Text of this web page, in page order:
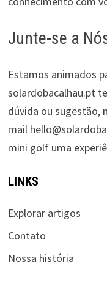
Junte-se a
Estamos animados
solardobacalhau.pt
dúvida ou sugestão,
mail
mini golf uma
LINKS
Explorar artigos
Contato
Nossa história